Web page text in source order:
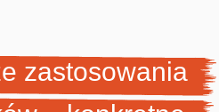
zastosowania